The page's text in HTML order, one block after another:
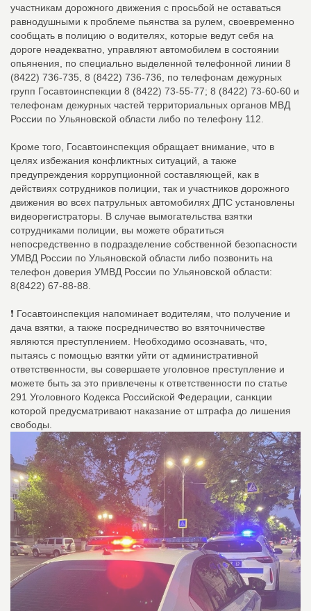
участникам дорожного движения с просьбой не оставаться
равнодушными к проблеме пьянства за рулем, своевременно
сообщать в полицию о водителях, которые ведут себя на
дороге неадекватно, управляют автомобилем в состоянии
опьянения, по специально выделенной телефонной линии 8
(8422) 736-735, 8 (8422) 736-736, по телефонам дежурных
групп Госавтоинспекции 8 (8422) 73-55-77; 8 (8422) 73-60-60 и
телефонам дежурных частей территориальных органов МВД
России по Ульяновской области либо по телефону 112.
Кроме того, Госавтоинспекция обращает внимание, что в
целях избежания конфликтных ситуаций, а также
предупреждения коррупционной составляющей, как в
действиях сотрудников полиции, так и участников дорожного
движения во всех патрульных автомобилях ДПС установлены
видеорегистраторы. В случае вымогательства взятки
сотрудниками полиции, вы можете обратиться
непосредственно в подразделение собственной безопасности
УМВД России по Ульяновской области либо позвонить на
телефон доверия УМВД России по Ульяновской области:
8(8422) 67-88-88.
❗ Госавтоинспекция напоминает водителям, что получение и
дача взятки, а также посредничество во взяточничестве
являются преступлением. Необходимо осознавать, что,
пытаясь с помощью взятки уйти от административной
ответственности, вы совершаете уголовное преступление и
можете быть за это привлечены к ответственности по статье
291 Уголовного Кодекса Российской Федерации, санкции
которой предусматривают наказание от штрафа до лишения
свободы.